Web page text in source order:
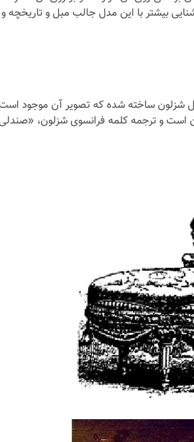
بیشتر با این مدل جالب مبل و تاریخچه و
شزلون ساخته شده که تصویر آن موجود
و ترجمه کلمه فرانسوی شزلون،